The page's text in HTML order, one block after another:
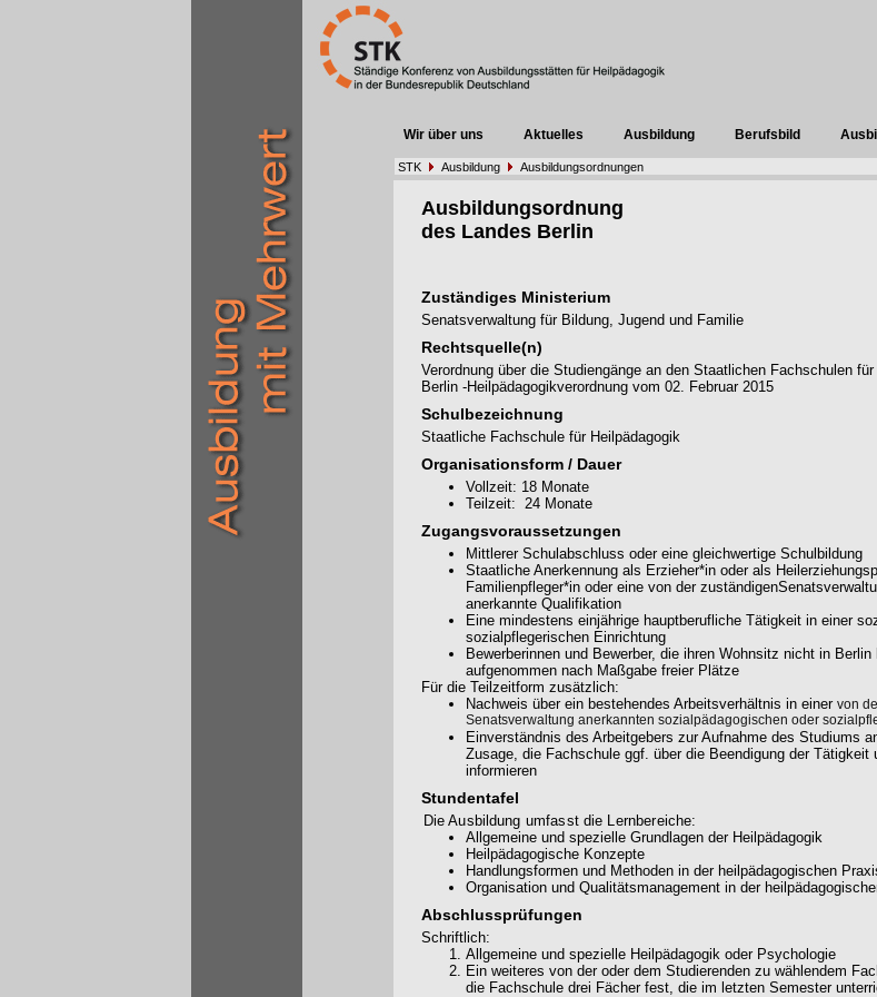
Wir über uns Aktuelles Ausbildung Berufsbild
STK Ausbildung Ausbildungsordnungen
Ausbildungsordnung
des Landes Berlin
Zuständiges Ministerium
Senatsverwaltung für Bildung, Jugend und Familie
Rechtsquelle(n)
Verordnung über die Studiengänge an den Staatlichen Fachschulen
Berlin -Heilpädagogikverordnung vom 02. Februar 2015
Schulbezeichnung
Staatliche Fachschule für Heilpädagogik
Organisationsform / Dauer
Vollzeit: 18 Monate
Teilzeit: 24 Monate
Zugangsvoraussetzungen
Mittlerer Schulabschluss oder eine gleichwertige Schulbildung
Staatliche Anerkennung als Erzieher*in oder als
Familienpfleger*in oder eine von der
anerkannte Qualifikation
Eine mindestens einjährige hauptberufliche Tätigkeit in einer
sozialpflegerischen Einrichtung
Bewerberinnen und Bewerber, die ihren Wohnsitz nicht in Berlin
aufgenommen nach Maßgabe freier Plätze
Für die Teilzeitform zusätzlich:
Nachweis über ein bestehendes Arbeitsverhältnis in einer von
Senatsverwaltung anerkannten sozialpädagogischen oder
Einverständnis des Arbeitgebers zur Aufnahme des Studiums
Zusage, die Fachschule ggf. über die Beendigung der Tätigkeit
informieren
Stundentafel
Die Ausbildung umfasst die Lernbereiche:
Allgemeine und spezielle Grundlagen der Heilpädagogik
Heilpädagogische Konzepte
Handlungsformen und Methoden in der heilpädagogischen
Organisation und Qualitätsmanagement in der
Abschlussprüfungen
Schriftlich:
Allgemeine und spezielle Heilpädagogik oder Psychologie
Ein weiteres von der oder dem Studierenden zu wählendem
die Fachschule drei Fächer fest, die im letzten Semester